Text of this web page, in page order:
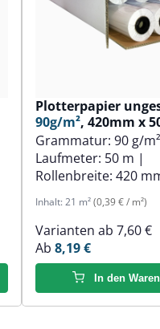
Plotterpapier
90g/m², 420mm x
Grammatur: 90 g/m²
Laufmeter: 50 m |
Rollenbreite: 420
Inhalt: 21 m²(0,39 € / m²)
Varianten ab 7,60 €
Ab 8,19 €
In den